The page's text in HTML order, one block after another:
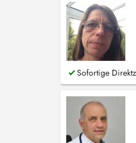
Sofortige